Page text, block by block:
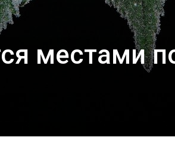
местами